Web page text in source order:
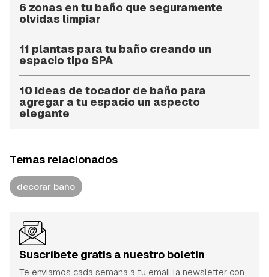
6 zonas en tu baño que seguramente
olvidas limpiar
11 plantas para tu baño creando un
espacio tipo SPA
10 ideas de tocador de baño para
agregar a tu espacio un aspecto
elegante
Temas relacionados
decorar baño
Suscríbete gratis a nuestro boletín
Te enviamos cada semana a tu email la newsletter con